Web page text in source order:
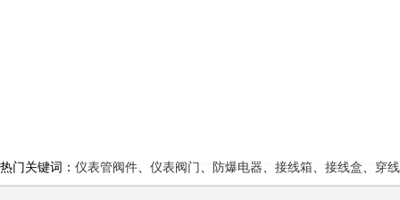
热门关键词： 仪表管阀件、 仪表阀门 、 防爆电器、 接线箱、 接线盒、 穿